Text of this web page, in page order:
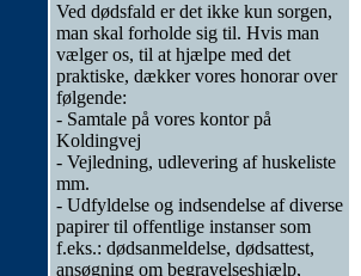
Ved dødsfald er det ikke kun sorgen,
man skal forholde sig til. Hvis man
vælger os, til at hjælpe med det
praktiske, dækker vores honorar over
følgende:
- Samtale på vores kontor på
Koldingvej
- Vejledning, udlevering af huskeliste
mm.
- Udfyldelse og indsendelse af diverse
papirer til offentlige instanser som
f.eks.: dødsanmeldelse, dødsattest,
ansøgning om begravelseshjælp,